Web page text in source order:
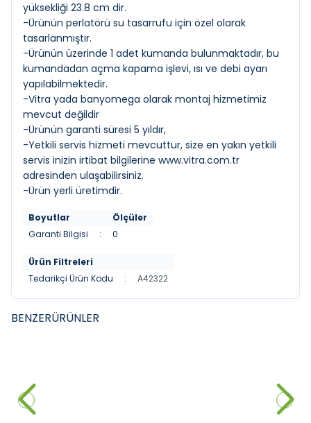
yüksekliği 23.8 cm dir.
-Ürünün perlatörü su tasarrufu için özel olarak
tasarlanmıştır.
-Ürünün üzerinde 1 adet kumanda bulunmaktadır, bu
kumandadan açma kapama işlevi, ısı ve debi ayarı
yapılabilmektedir.
-Vitra yada banyomega olarak montaj hizmetimiz
mevcut değildir
-Ürünün garanti süresi 5 yıldır,
-Yetkili servis hizmeti mevcuttur, size en yakın yetkili
servis inizin irtibat bilgilerine www.vitra.com.tr
adresinden ulaşabilirsiniz.
-Ürün yerli üretimdir.
Boyutlar
Ölçüler
Garanti Bilgisi
: 0
Ürün Filtreleri
Tedarikçi Ürün Kodu
: A42322
BENZERÜRÜNLER
3.000,00